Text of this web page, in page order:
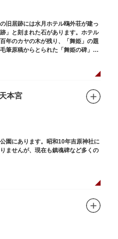
旧居跡には水月ホテル鴎外荘が建っ
」と刻まれた石があります。ホテル
年のカヤの木が残り、「舞姫」の題
筆原稿からとられた「舞姫の碑」の
本宮
園にあります。昭和10年吉原神社に
ませんが、現在も鎮魂碑など多くの